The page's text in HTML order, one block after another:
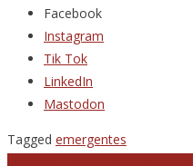
Facebook
Instagram
Tik Tok
LinkedIn
Mastodon
Tagged emergentes